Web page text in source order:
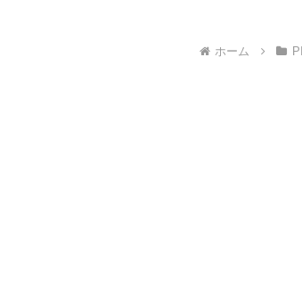
ホーム